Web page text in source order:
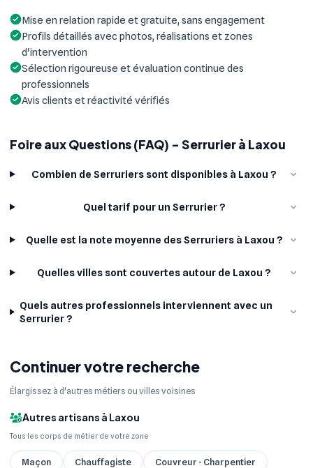
Mise en relation rapide et gratuite, sans engagement
Profils détaillés avec photos, réalisations et zones
d'intervention
Sélection rigoureuse et évaluation continue des
professionnels
Avis clients et réactivité vérifiés
Foire aux Questions (FAQ) - Serrurier à Laxou
Combien de Serruriers sont disponibles à Laxou ?
Quel tarif pour un Serrurier ?
Quelle est la note moyenne des Serruriers à Laxou ?
Quelles villes sont couvertes autour de Laxou ?
Quels autres professionnels interviennent avec un
Serrurier ?
Continuer votre recherche
Élargissez à d'autres métiers ou villes voisines
Autres artisans à Laxou
Tous les corps de métier de votre zone
Maçon Chauffagiste
Couvreur - Charpentier